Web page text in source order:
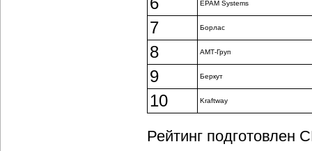
EPAM Systems
7 Борлас
8 АМТ-Груп
9 Беркут
10 Kraftway
Рейтинг подготовлен